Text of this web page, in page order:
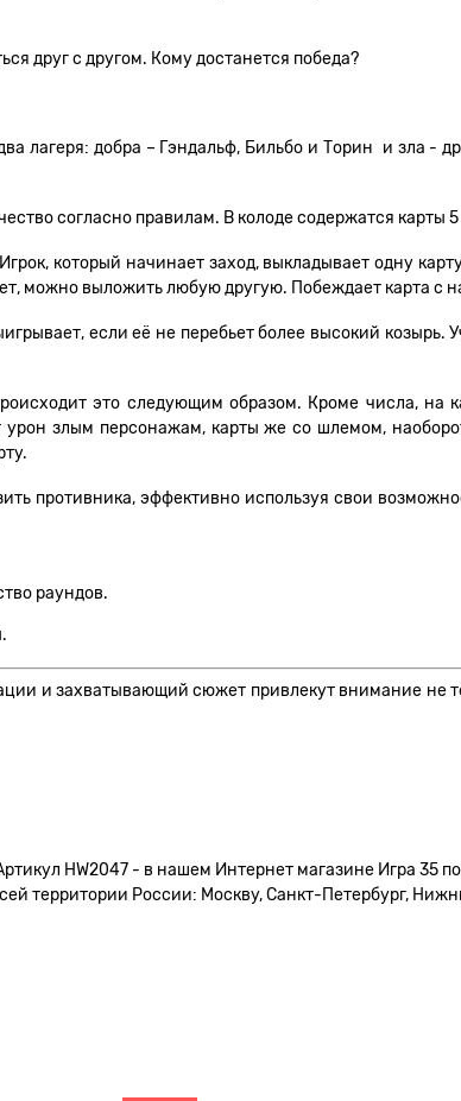
друг с другом. Кому достанется победа?
лагеря: добра – Гэндальф, Бильбо и Торин и зла -
согласно правилам. В колоде содержатся карты
который начинает заход, выкладывает одну
можно выложить любую другую. Побеждает карта с
если её не перебьет более высокий
это следующим образом. Кроме числа, на
урон злым персонажам, карты же со шлемом,
противника, эффективно используя свои
раундов.
и захватывающий сюжет привлекут внимание не
HW2047 - в нашем Интернет магазине Игра 35
территории России: Москву, Санкт-Петербург,